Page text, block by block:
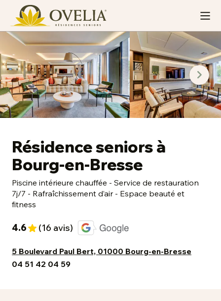
Résidence seniors à
Bourg-en-Bresse
Piscine intérieure chauffée - Service de restauration
7j/7 - Rafraîchissement d’air - Espace beauté et
fitness
4.6 (16 avis)
5 Boulevard Paul Bert, 01000 Bourg-en-Bresse
04 51 42 04 59